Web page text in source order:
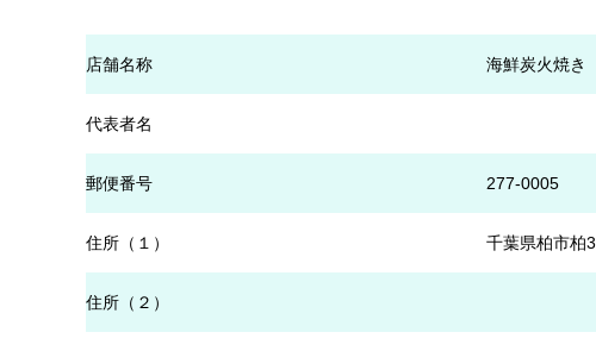
店舗名称 海鮮炭火焼
代表者名
郵便番号 277-0005
住所（１） 千葉県柏市柏
住所（２）